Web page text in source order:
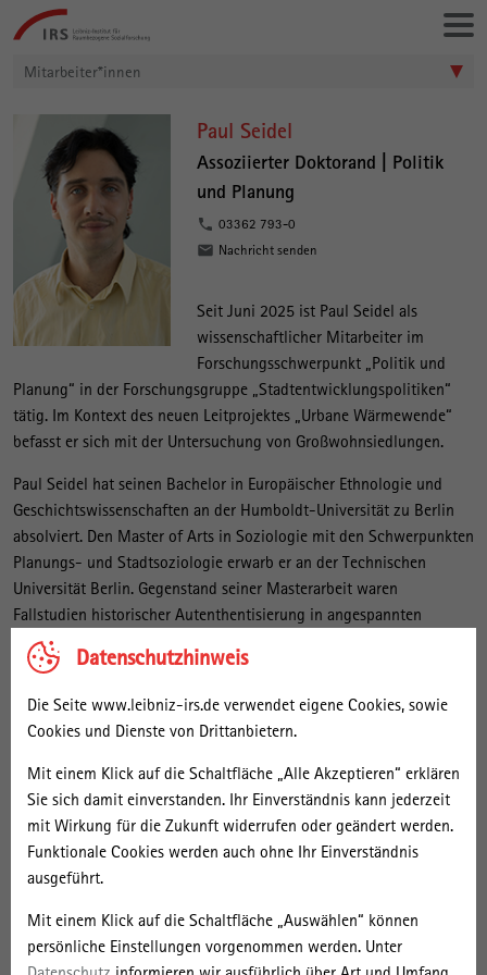
Datenschutzhinweis
Die Seite www.leibniz-irs.de verwendet eigene Cookies, sowie
Cookies und Dienste von Drittanbietern.
Mit einem Klick auf die Schaltfläche „Alle Akzeptieren“ erklären
Sie sich damit einverstanden. Ihr Einverständnis kann jederzeit
mit Wirkung für die Zukunft widerrufen oder geändert werden.
Funktionale Cookies werden auch ohne Ihr Einverständnis
ausgeführt.
Mit einem Klick auf die Schaltfläche „Auswählen“ können
persönliche Einstellungen vorgenommen werden. Unter
Gehe
direkt
Leibniz-
Institut
Sozialforschung
Mitarbeiter*innen
e
i
e
l
Paul Seidel
Assoziierter Doktorand | Politik
und Planung
03362 793-0
Nachricht senden
Seit Juni 2025 ist Paul Seidel als
wissenschaftlicher Mitarbeiter im
Forschungsschwerpunkt „Politik und
Planung“ in der Forschungsgruppe „Stadtentwicklungspolitiken“
tätig. Im Kontext des neuen Leitprojektes „Urbane Wärmewende“
befasst er sich mit der Untersuchung von Großwohnsiedlungen.
Paul Seidel hat seinen Bachelor in Europäischer Ethnologie und
Geschichtswissenschaften an der Humboldt-Universität zu Berlin
absolviert. Den Master of Arts in Soziologie mit den Schwerpunkten
Planungs- und Stadtsoziologie erwarb er an der Technischen
Universität Berlin. Gegenstand seiner Masterarbeit waren
Fallstudien historischer Autenthentisierung in angespannten
Wohnungsmärkten in Berlin. Parallel zu seinem Studium war er
unter anderem an der Humboldt-Universität als wissenschaftlicher
und später am Leibniz-Institut für raumbezogene Sozialforschung
und Ausgleichspolitiken in Städten der DDR und der BRD“ oder
„Urban Authenticity“. Nach Abschluss seines Studiums arbeitete
Paul Seidel bis 2025 als wissenschaftlicher Mitarbeiter, fachlicher
Berater und stellvertretender Büroleiter bei der wohnungs- und
baupolitischen Sprecherin von Bündnis 90/Die Grünen im
Aktuelles